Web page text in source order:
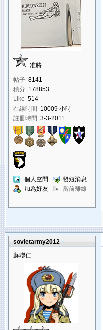
准將
帖子 8141
積分 178853
Like 514
在線時間 10009 小時
註冊時間 3-3-2011
個人空間
發短消息
加為好友
當前離線
sovietarmy2012
蘇聯仁